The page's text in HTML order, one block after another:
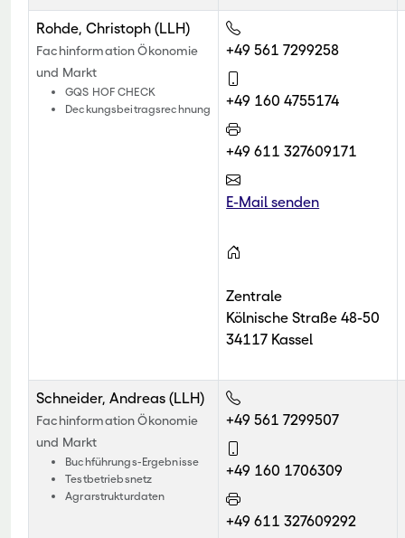
Rohde, Christoph (LLH)
Fachinformation Ökonomie
und Markt
GQS HOF CHECK
Deckungsbeitragsrechnung
+49 561 7299258
+49 160 4755174
+49 611 327609171
E-Mail senden
Zentrale
Kölnische Straße 48-50
34117 Kassel
Schneider, Andreas (LLH)
Fachinformation Ökonomie
und Markt
Buchführungs-Ergebnisse
Testbetriebsnetz
Agrarstrukturdaten
+49 561 7299507
+49 160 1706309
+49 611 327609292